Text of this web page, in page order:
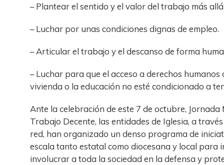
– Plantear el sentido y el valor del trabajo más
– Luchar por unas condiciones dignas de empleo.
– Articular el trabajo y el descanso de forma
– Luchar para que el acceso a derechos humanos
vivienda o la educación no esté condicionado a
Ante la celebración de este 7 de octubre,
Trabajo Decente, las entidades de Iglesia, a
red, han organizado un denso programa de
escala tanto estatal como diocesana y local para
involucrar a toda la sociedad en la defensa y